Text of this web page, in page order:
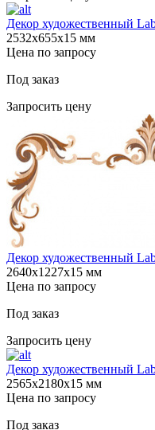
Декор художественный
2532х655х15 мм
Цена по запросу
Под заказ
Запросить цену
Декор художественный
2640х1227х15 мм
Цена по запросу
Под заказ
Запросить цену
Декор художественный
2565х2180х15 мм
Цена по запросу
Под заказ